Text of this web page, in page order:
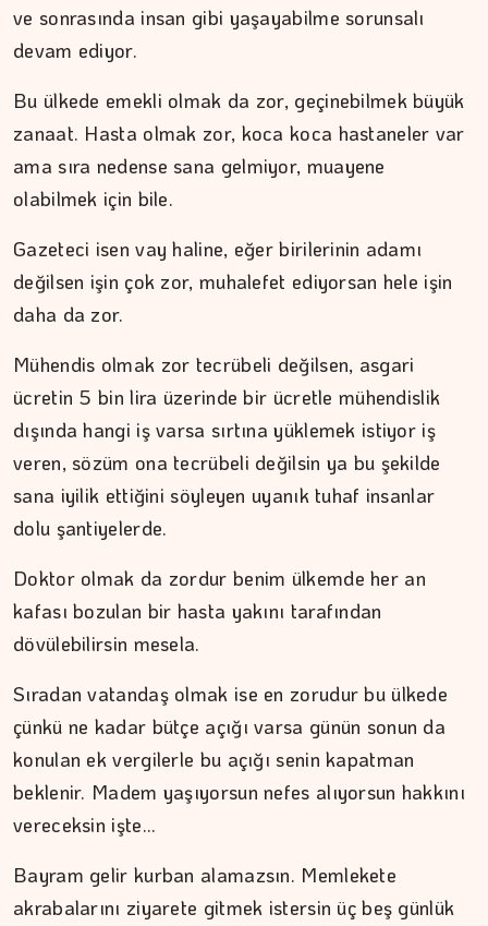
ve sonrasında insan gibi yaşayabilme sorunsalı
devam ediyor.
Bu ülkede emekli olmak da zor, geçinebilmek büyük
zanaat. Hasta olmak zor, koca koca hastaneler var
ama sıra nedense sana gelmiyor, muayene
olabilmek için bile.
Gazeteci isen vay haline, eğer birilerinin adamı
değilsen işin çok zor, muhalefet ediyorsan hele işin
daha da zor.
Mühendis olmak zor tecrübeli değilsen, asgari
ücretin 5 bin lira üzerinde bir ücretle mühendislik
dışında hangi iş varsa sırtına yüklemek istiyor iş
veren, sözüm ona tecrübeli değilsin ya bu şekilde
sana iyilik ettiğini söyleyen uyanık tuhaf insanlar
dolu şantiyelerde.
Doktor olmak da zordur benim ülkemde her an
kafası bozulan bir hasta yakını tarafından
dövülebilirsin mesela.
Sıradan vatandaş olmak ise en zorudur bu ülkede
çünkü ne kadar bütçe açığı varsa günün sonun da
konulan ek vergilerle bu açığı senin kapatman
beklenir. Madem yaşıyorsun nefes alıyorsun hakkını
vereceksin işte…
Bayram gelir kurban alamazsın. Memlekete
akrabalarını ziyarete gitmek istersin üç beş günlük
194 yıl yaşayacakmışız...…
DR. TANER EKİNCİ
Nefes, agni ve içsel denge